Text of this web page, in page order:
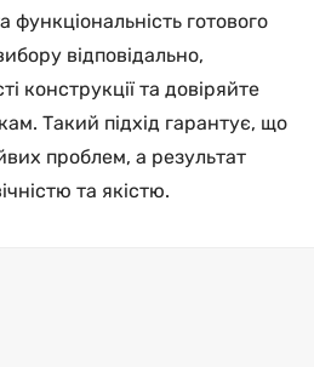
функціональність готового
відповідально,
конструкції та довіряйте
Такий підхід гарантує, що
проблем, а результат
та якістю.